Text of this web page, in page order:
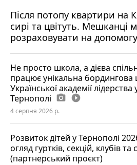
Після потопу квартири на
сирі та цвітуть. Мешканці
розраховувати на
Не просто школа, а дієва
працює унікальна бордингова
Української академії лідерства
Тернополі photo_camera play_circle_filled
4 серпня 2026 р.
Розвиток дітей у Тернополі
огляд гуртків, секцій, клубів та
(партнерський проєкт)